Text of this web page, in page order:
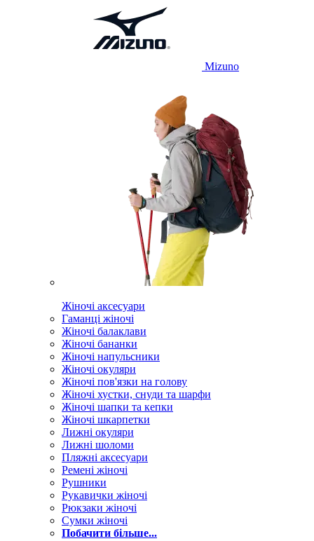
Mizuno
Жіночі аксесуари
Гаманці жіночі
Жіночі балаклави
Жіночі бананки
Жіночі напульсники
Жіночі окуляри
Жіночі пов'язки на голову
Жіночі хустки, снуди та шарфи
Жіночі шапки та кепки
Жіночі шкарпетки
Лижні окуляри
Лижні шоломи
Пляжні аксесуари
Ремені жіночі
Рушники
Рукавички жіночі
Рюкзаки жіночі
Сумки жіночі
Побачити більше...